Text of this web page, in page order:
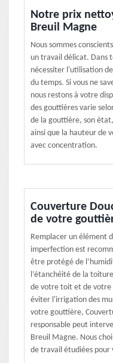
Notre prix
Breuil Magne
Nous sommes
un travail délicat. Dans
nécessiter l'utilisation
du temps. Si vous ne
nous restons à votre
des gouttières varie
de la gouttière, son
ainsi que la hauteur de
avec concentration.
Couverture
de votre
Remplacer un élément
imperfection est
être protégé de
l’étanchéité de la
de votre toit et de votre
éviter l'irrigation des
votre gouttière,
responsable peut
Breuil Magne. Nous
de travail étudiées